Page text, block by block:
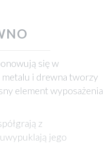
się w
i drewna tworzy
element wyposażenia
z
jego